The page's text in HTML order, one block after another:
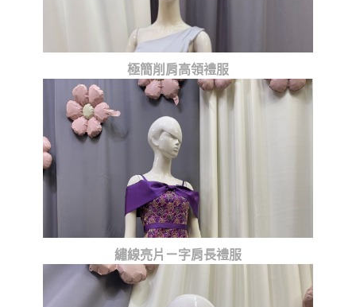
極簡削肩高領禮服
繡線亮片ㄧ字肩長禮服